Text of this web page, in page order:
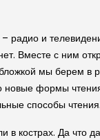
радио и
Вместе с ним
мы берем
формы
способы чтения.
в кострах. Да